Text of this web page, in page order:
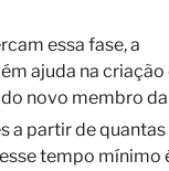
essa fase, a
ajuda na criação
novo membro
a partir de
tempo mínimo